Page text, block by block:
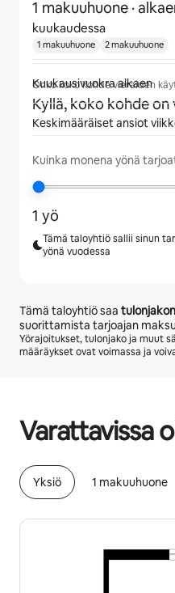
1 makuuhuone ·
kuukaudessa
Onko koko kohde vieraiden
Kyllä, koko kohde
Kuinka monena yönä
1 yö
Tämä taloyhtiö sallii sinun
yönä vuodessa
Tämä taloyhtiö saa
suorittamista tarjoajan
Yörajoitukset, tulonjako ja muut
määräykset ovat voimassa ja
Varattavissa
Yksiö 1 makuuhuone
1 makuuhuone 2 makuuhuone
Kuukausivuokra alkaen
Keskimääräiset ansiot